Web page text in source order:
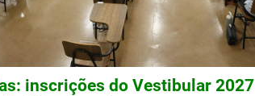
inscrições do Vestibular 2027